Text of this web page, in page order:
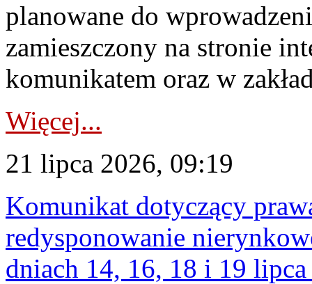
planowane do
zamieszczony na stronie
komunikatem oraz w
Więcej...
21 lipca 2026, 09:19
Komunikat dotyczący
redysponowanie
dniach 14, 16, 18 i 19